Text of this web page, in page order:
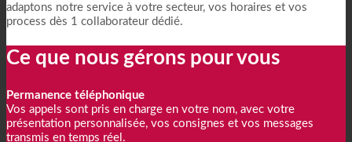
adaptons notre service à votre secteur, vos horaires et vos
process dès 1 collaborateur dédié.
Ce que nous gérons pour vous
Permanence téléphonique
Vos appels sont pris en charge en votre nom, avec votre
présentation personnalisée, vos consignes et vos messages
transmis en temps réel.